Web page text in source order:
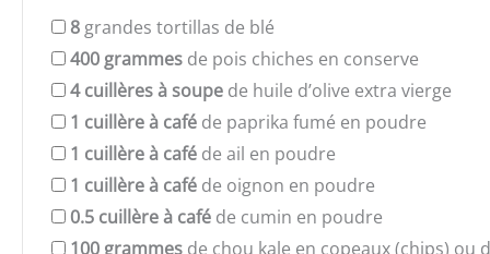
8 grandes tortillas de blé
400 grammes de pois chiches en conserve
4 cuillères à soupe de huile d’olive extra vierge
1 cuillère à café de paprika fumé en poudre
1 cuillère à café de ail en poudre
1 cuillère à café de oignon en poudre
0.5 cuillère à café de cumin en poudre
100 grammes de chou kale en copeaux (chips) ou